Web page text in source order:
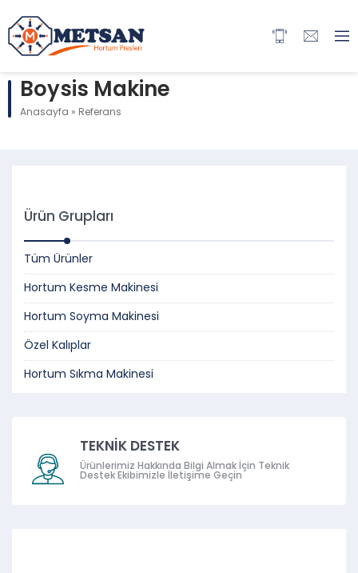
Boysis Makine
Anasayfa » Referans
Ürün Grupları
Tüm Ürünler
Hortum Kesme Makinesi
Hortum Soyma Makinesi
Özel Kalıplar
Hortum Sıkma Makinesi
TEKNİK DESTEK
Ürünlerimiz Hakkında Bilgi Almak İçin Teknik
Destek Ekibimizle İletişime Geçin